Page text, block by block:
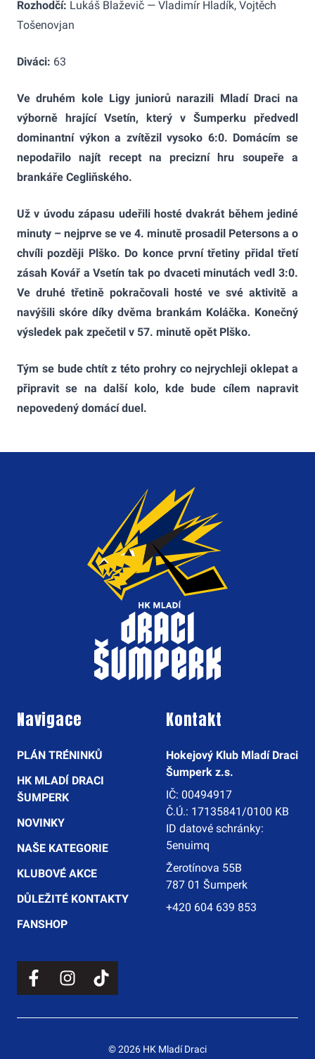
Rozhodčí: Lukáš Blaževič — Vladimír Hladík, Vojtěch
Tošenovjan
Diváci: 63
Ve druhém kole Ligy juniorů narazili Mladí Draci na
výborně hrající Vsetín, který v Šumperku předvedl
dominantní výkon a zvítězil vysoko 6:0. Domácím se
nepodařilo najít recept na precizní hru soupeře a
brankáře Cegliňského.
Už v úvodu zápasu udeřili hosté dvakrát během jediné
minuty – nejprve se ve 4. minutě prosadil Petersons a o
chvíli později Plško. Do konce první třetiny přidal třetí
zásah Kovář a Vsetín tak po dvaceti minutách vedl 3:0.
Ve druhé třetině pokračovali hosté ve své aktivitě a
navýšili skóre díky dvěma brankám Koláčka. Konečný
výsledek pak zpečetil v 57. minutě opět Plško.
Tým se bude chtít z této prohry co nejrychleji oklepat a
připravit se na další kolo, kde bude cílem napravit
nepovedený domácí duel.
Navigace
PLÁN TRÉNINKŮ
HK MLADÍ DRACI
ŠUMPERK
NOVINKY
NAŠE KATEGORIE
KLUBOVÉ AKCE
DŮLEŽITÉ KONTAKTY
FANSHOP
Kontakt
Hokejový Klub Mladí Draci
Šumperk z.s.
IČ: 00494917
Č.Ú.: 17135841/0100 KB
ID datové schránky:
5enuimq
Žerotínova 55B
787 01 Šumperk
+420 604 639 853
© 2026 HK Mladí Draci